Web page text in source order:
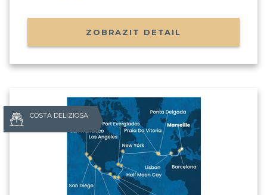
ZOBRAZIT DETAIL
COSTA DELIZIOSA